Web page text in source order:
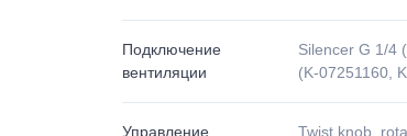
Подключение
вентиляции
Silencer G 1/4
(K-07251160,
Управление Twist knob,